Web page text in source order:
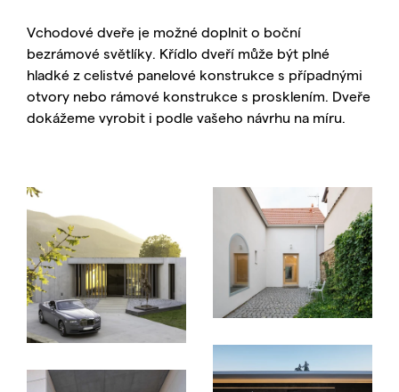
Vchodové dveře je možné doplnit o boční
bezrámové světlíky. Křídlo dveří může být plné
hladké z celistvé panelové konstrukce s případnými
otvory nebo rámové konstrukce s prosklením. Dveře
dokážeme vyrobit i podle vašeho návrhu na míru.